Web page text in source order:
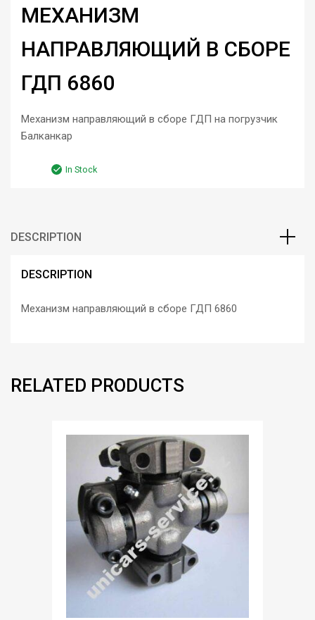
МЕХАНИЗМ
НАПРАВЛЯЮЩИЙ В СБОРЕ
ГДП 6860
Механизм направляющий в сборе ГДП на погрузчик
Балканкар
In Stock
DESCRIPTION
DESCRIPTION
Механизм направляющий в сборе ГДП 6860
RELATED PRODUCTS